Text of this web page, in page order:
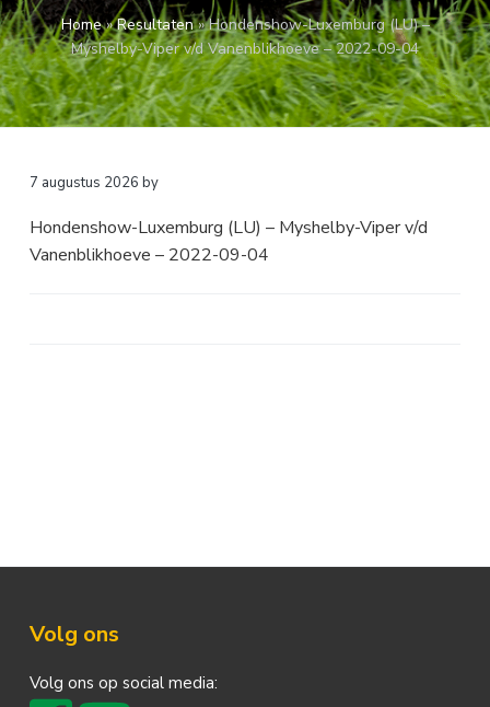
a
v
i
g
a
o
u
d
k
s
t
Home»Resultaten»Hondenshow-Luxemburg (LU) –
Myshelby-Viper v/d Vanenblikhoeve – 2022-09-04
7 augustus 2026 by
Hondenshow-Luxemburg (LU) – Myshelby-Viper v/d
Vanenblikhoeve – 2022-09-04
Footer
Volg ons
Volg ons op social media: